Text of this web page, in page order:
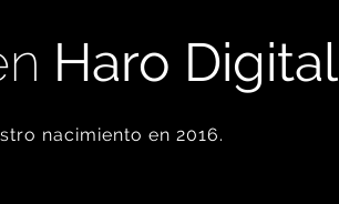
Haro Digital
nacimiento en 2016.